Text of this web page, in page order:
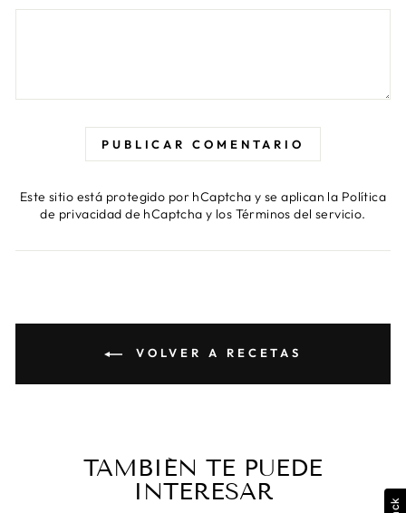
PUBLICAR COMENTARIO
Este sitio está protegido por hCaptcha y se aplican la Política
de privacidad de hCaptchay los Términos del servicio.
VOLVER A RECETAS
TAMBIÉN TE PUEDE
INTERESAR